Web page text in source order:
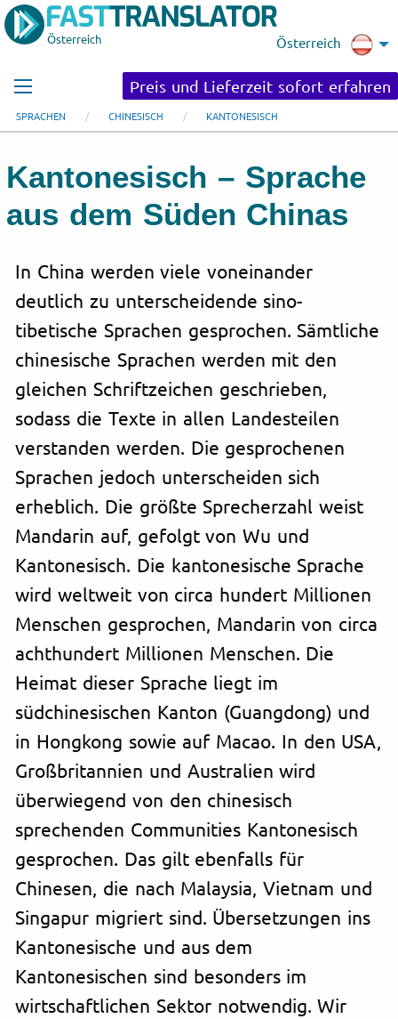
Österreich Österreich
Preis und Lieferzeit sofort erfahren
SPRACHEN CHINESISCH KANTONESISCH
Kantonesisch – Sprache
aus dem Süden Chinas
In China werden viele voneinander
deutlich zu unterscheidende sino-
tibetische Sprachen gesprochen. Sämtliche
chinesische Sprachen werden mit den
gleichen Schriftzeichen geschrieben,
sodass die Texte in allen Landesteilen
verstanden werden. Die gesprochenen
Sprachen jedoch unterscheiden sich
erheblich. Die größte Sprecherzahl weist
Mandarin auf, gefolgt von Wu und
Kantonesisch. Die kantonesische Sprache
wird weltweit von circa hundert Millionen
Menschen gesprochen, Mandarin von circa
achthundert Millionen Menschen. Die
Heimat dieser Sprache liegt im
südchinesischen Kanton (Guangdong) und
in Hongkong sowie auf Macao. In den USA,
Großbritannien und Australien wird
überwiegend von den chinesisch
sprechenden Communities Kantonesisch
gesprochen. Das gilt ebenfalls für
Chinesen, die nach Malaysia, Vietnam und
Singapur migriert sind. Übersetzungen ins
Kantonesische und aus dem
Kantonesischen sind besonders im
wirtschaftlichen Sektor notwendig. Wir